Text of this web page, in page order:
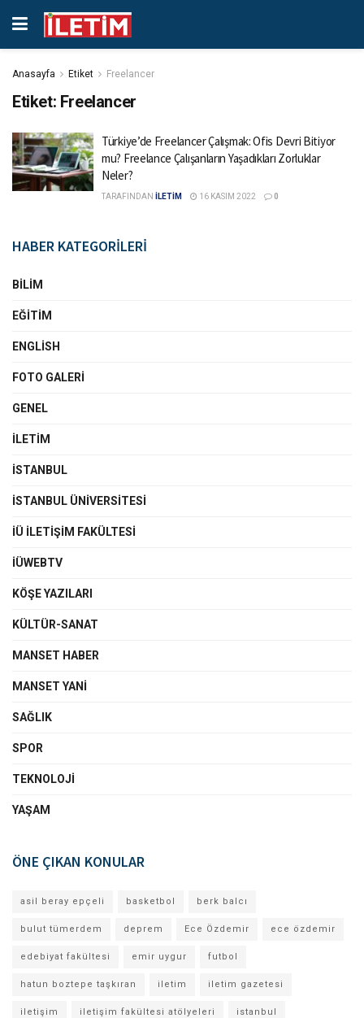
Anasayfa Etiket Freelancer
Etiket: Freelancer
Türkiye’de Freelancer Çalışmak: Ofis Devri Bitiyor
mu? Freelance Çalışanların Yaşadıkları Zorluklar
Neler?
TARAFINDAN İLETİM 16 KASIM 2022 0
HABER KATEGORİLERİ
BILIM
EĞITIM
ENGLISH
FOTO GALERI
GENEL
İLETIM
İSTANBUL
İSTANBUL ÜNIVERSITESI
İÜ İLETIŞIM FAKÜLTESI
İÜWEBTV
KÖŞE YAZILARI
KÜLTÜR-SANAT
MANSET HABER
MANSET YANI
SAĞLIK
SPOR
TEKNOLOJI
YAŞAM
ÖNE ÇIKAN KONULAR
asil beray epçeli basketbol berk balcı
bulut tümerdem deprem Ece Özdemir ece özdemir
edebiyat fakültesi emir uygur futbol
hatun boztepe taşkıran iletim iletim gazetesi
iletişim iletişim fakültesi atölyeleri istanbul